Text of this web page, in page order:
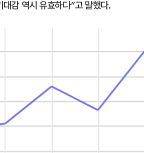
감 역시 유효하다”고 말했다.